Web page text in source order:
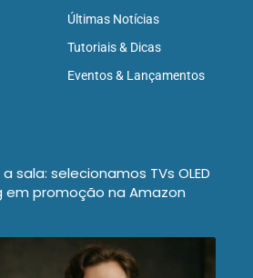
Últimas Notícias
Tutoriais & Dicas
Eventos & Lançamentos
sala: selecionamos TVs OLED
em promoção na Amazon